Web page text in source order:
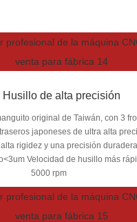
Husillo de alta precisión
original de Taiwán, con 3
japoneses de ultra alta
rigidez y una precisión
Velocidad de husillo más
5000 rpm